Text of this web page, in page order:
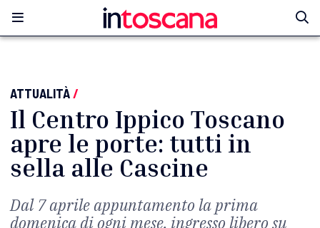
ATTUALITÀ/
Il Centro Ippico Toscano
apre le porte: tutti in
sella alle Cascine
Dal 7 aprile appuntamento la prima
domenica di ogni mese, ingresso libero su